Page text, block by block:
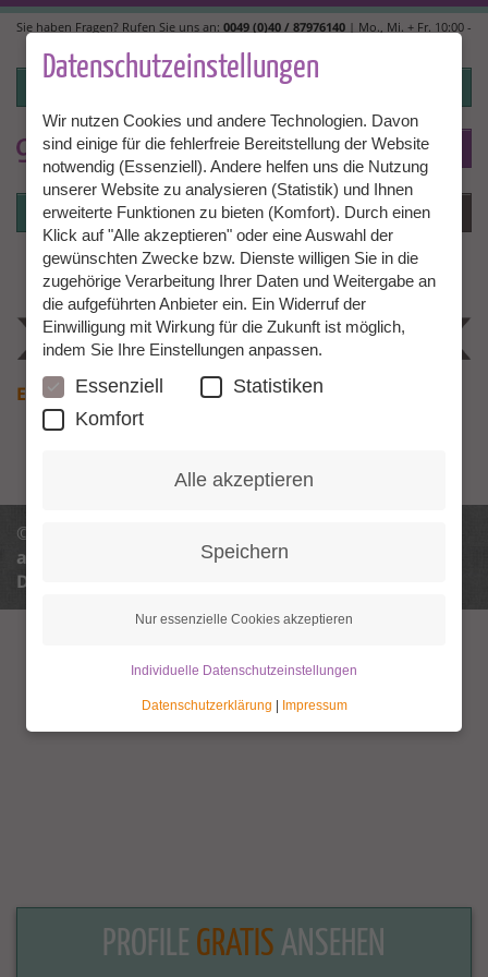
Direkt
zum
Inhalt
PROFILE GRATIS ANSEHEN
Sie haben Fragen? Rufen Sie uns an: 0049 (0)40 / 87976140 | Mo., Mi. + Fr. 10:00 -
DE
Login Menü
English Français Español
© 2013 - 2026 Granny Aupair |
aupair.com
Datenschutz
Datenschutzeinstellungen
Datenschutzeinstellungen
Wir nutzen Cookies und andere Technologien. Davon
sind einige für die fehlerfreie Bereitstellung der Website
notwendig (Essenziell). Andere helfen uns die Nutzung
unserer Website zu analysieren (Statistik) und Ihnen
erweiterte Funktionen zu bieten (Komfort). Durch einen
Klick auf "Alle akzeptieren" oder eine Auswahl der
gewünschten Zwecke bzw. Dienste willigen Sie in die
zugehörige Verarbeitung Ihrer Daten und Weitergabe an
die aufgeführten Anbieter ein. Ein Widerruf der
Einwilligung mit Wirkung für die Zukunft ist möglich,
indem Sie Ihre Einstellungen anpassen.
Essenziell
Statistiken
Komfort
Alle akzeptieren
Speichern
Nur essenzielle Cookies akzeptieren
Individuelle Datenschutzeinstellungen
Datenschutzerklärung Impressum